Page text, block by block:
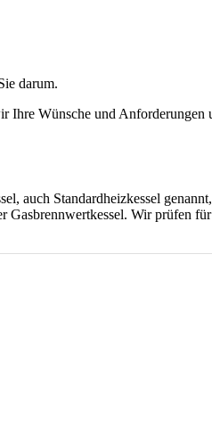
darum.
Wünsche und Anforderungen
auch Standardheizkessel
Gasbrennwertkessel. Wir prüfen